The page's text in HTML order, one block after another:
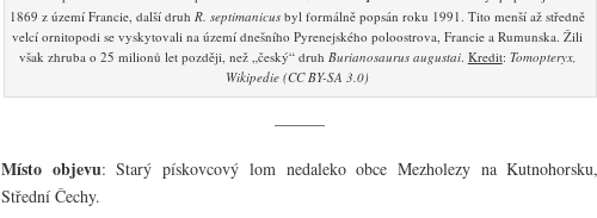
1869 z území Francie, další druhR. septimanicus byl formálně popsán roku 1991. Tito menší až středně
velcí ornitopodi se vyskytovali na území dnešního Pyrenejského poloostrova, Francie a Rumunska. Žili
však zhruba o 25 milionů let později, než „český“ druh Burianosaurus augustai. Kredit: Tomopteryx,
Wikipedie (CC BY-SA 3.0)
———
Místo objevu: Starý pískovcový lom nedaleko obce Mezholezy na Kutnohorsku,
Střední Čechy.